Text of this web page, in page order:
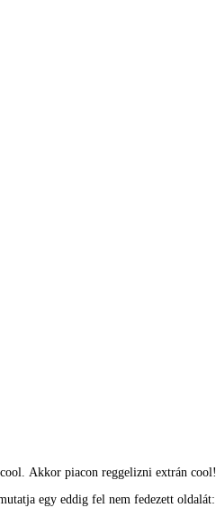
Akkor piacon reggelizni extrán
egy eddig fel nem fedezett oldalát: